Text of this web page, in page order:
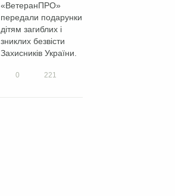
«ВетеранПРО»
передали подарунки
дітям загиблих і
зниклих безвісти
Захисників України.
0 221